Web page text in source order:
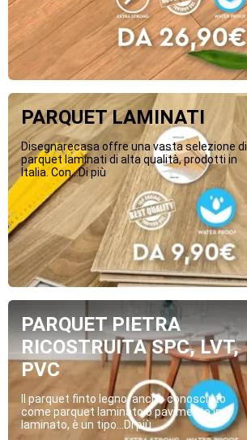
PARQUET LAMINATI
Disegnarecasa offre una vasta selezione di
parquet laminati di alta qualità, prodotti in
Italia. Con...Di più
PARQUET PIETRA
RICOSTRUITA SPC, LVT,
PVC
Il parquet finto legno, anche conosciuto
come parquet laminato o pavimento in
laminato, è un tipo...Di più